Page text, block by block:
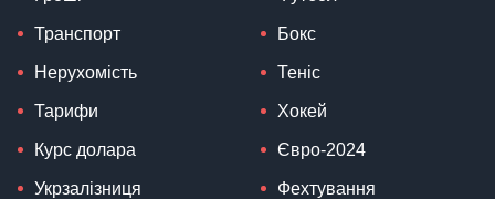
Транспорт
Нерухомість
Тарифи
Курс долара
Укрзалізниця
Бокс
Теніс
Хокей
Євро-2024
Фехтування